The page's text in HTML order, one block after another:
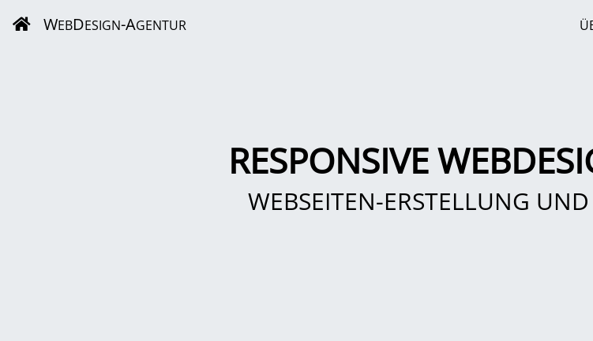
WEBDESIGN-AGENTUR
RESPONSIVE
WEBSEITEN-ERSTELLUNG